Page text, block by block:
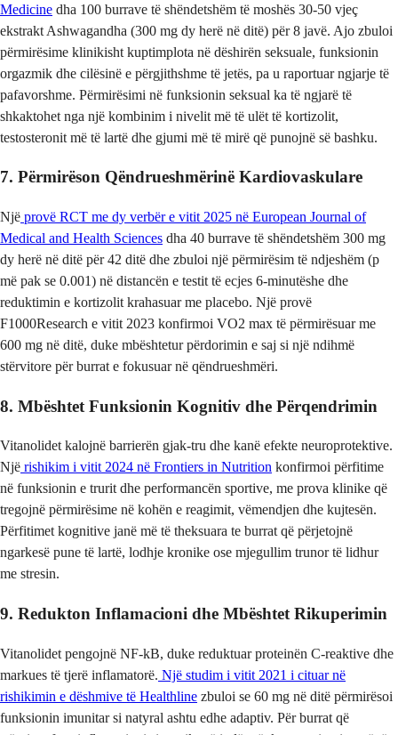
Medicine dha 100 burrave të shëndetshëm të moshës 30-50 vjeç
ekstrakt Ashwagandha (300 mg dy herë në ditë) për 8 javë. Ajo zbuloi
përmirësime klinikisht kuptimplota në dëshirën seksuale, funksionin
orgazmik dhe cilësinë e përgjithshme të jetës, pa u raportuar ngjarje të
pafavorshme. Përmirësimi në funksionin seksual ka të ngjarë të
shkaktohet nga një kombinim i nivelit më të ulët të kortizolit,
testosteronit më të lartë dhe gjumi më të mirë që punojnë së bashku.
7. Përmirëson Qëndrueshmërinë Kardiovaskulare
Një provë RCT me dy verbër e vitit 2025 në European Journal of
Medical and Health Sciences dha 40 burrave të shëndetshëm 300 mg
dy herë në ditë për 42 ditë dhe zbuloi një përmirësim të ndjeshëm (p
më pak se 0.001) në distancën e testit të ecjes 6-minutëshe dhe
reduktimin e kortizolit krahasuar me placebo. Një provë
F1000Research e vitit 2023 konfirmoi VO2 max të përmirësuar me
600 mg në ditë, duke mbështetur përdorimin e saj si një ndihmë
stërvitore për burrat e fokusuar në qëndrueshmëri.
8. Mbështet Funksionin Kognitiv dhe Përqendrimin
Vitanolidet kalojnë barrierën gjak-tru dhe kanë efekte neuroprotektive.
Një rishikim i vitit 2024 në Frontiers in Nutrition konfirmoi përfitime
në funksionin e trurit dhe performancën sportive, me prova klinike që
tregojnë përmirësime në kohën e reagimit, vëmendjen dhe kujtesën.
Përfitimet kognitive janë më të theksuara te burrat që përjetojnë
ngarkesë pune të lartë, lodhje kronike ose mjegullim trunor të lidhur
me stresin.
9. Redukton Inflamacioni dhe Mbështet Rikuperimin
Vitanolidet pengojnë NF-kB, duke reduktuar proteinën C-reaktive dhe
markues të tjerë inflamatorë. Një studim i vitit 2021 i cituar në
rishikimin e dëshmive të Healthline zbuloi se 60 mg në ditë përmirësoi
funksionin imunitar si natyral ashtu edhe adaptiv. Për burrat që